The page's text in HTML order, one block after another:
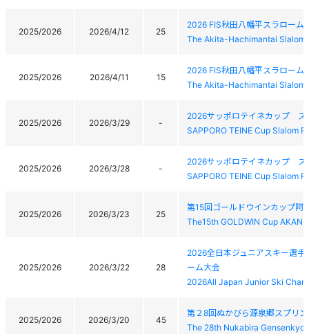
2025/2026 2026/4/12 25
2026 FIS秋田八幡平スラローム
The Akita-Hachimantai Slalom
2025/2026 2026/4/11 15
2026 FIS秋田八幡平スラローム
The Akita-Hachimantai Slalom
2025/2026 2026/3/29 -
2026サッポロテイネカップ ス
SAPPORO TEINE Cup Slalom
2025/2026 2026/3/28 -
2026サッポロテイネカップ ス
SAPPORO TEINE Cup Slalom
2025/2026 2026/3/23 25
第15回ゴールドウインカップ阿
The15th GOLDWIN Cup AKAN
2025/2026 2026/3/22 28
2026全日本ジュニアスキー選
ーム大会
2026All Japan Junior Ski
2025/2026 2026/3/20 45
第２8回ぬかびら源泉郷スプリ
The 28th Nukabira Gensenkyo